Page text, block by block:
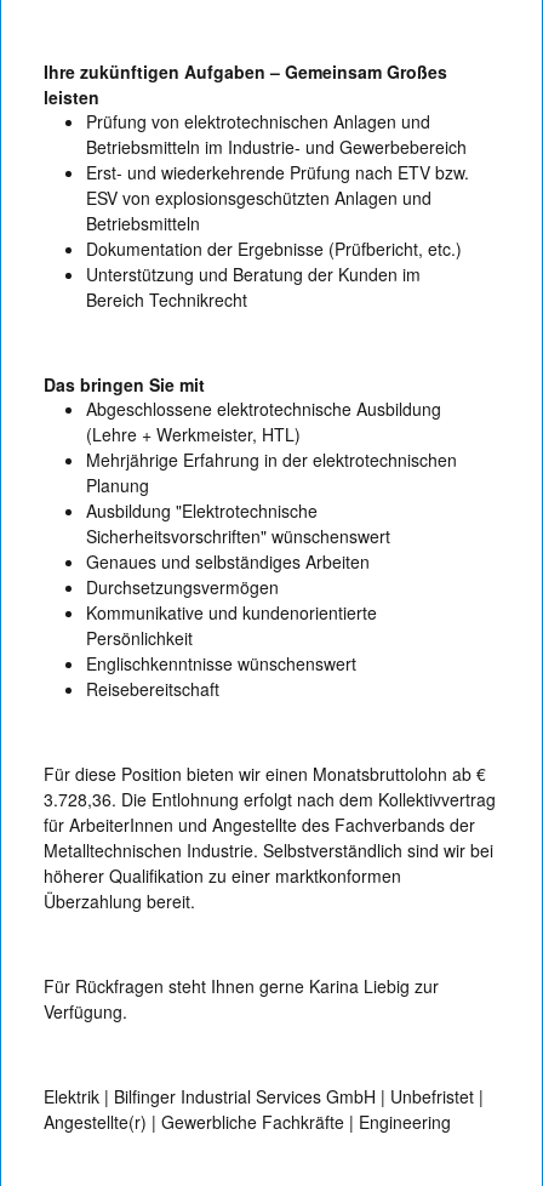
Ihre zukünftigen Aufgaben – Gemeinsam Großes
leisten
Prüfung von elektrotechnischen Anlagen und
Betriebsmitteln im Industrie- und Gewerbebereich
Erst- und wiederkehrende Prüfung nach ETV bzw.
ESV von explosionsgeschützten Anlagen und
Betriebsmitteln
Dokumentation der Ergebnisse (Prüfbericht, etc.)
Unterstützung und Beratung der Kunden im
Bereich Technikrecht
Das bringen Sie mit
Abgeschlossene elektrotechnische Ausbildung
(Lehre + Werkmeister, HTL)
Mehrjährige Erfahrung in der elektrotechnischen
Planung
Ausbildung "Elektrotechnische
Sicherheitsvorschriften" wünschenswert
Genaues und selbständiges Arbeiten
Durchsetzungsvermögen
Kommunikative und kundenorientierte
Persönlichkeit
Englischkenntnisse wünschenswert
Reisebereitschaft
Für diese Position bieten wir einen Monatsbruttolohn ab €
3.728,36. Die Entlohnung erfolgt nach dem Kollektivvertrag
für ArbeiterInnen und Angestellte des Fachverbands der
Metalltechnischen Industrie. Selbstverständlich sind wir bei
höherer Qualifikation zu einer marktkonformen
Überzahlung bereit.
Für Rückfragen steht Ihnen gerne Karina Liebig zur
Verfügung.
Elektrik | Bilfinger Industrial Services GmbH | Unbefristet |
Angestellte(r) | Gewerbliche Fachkräfte | Engineering